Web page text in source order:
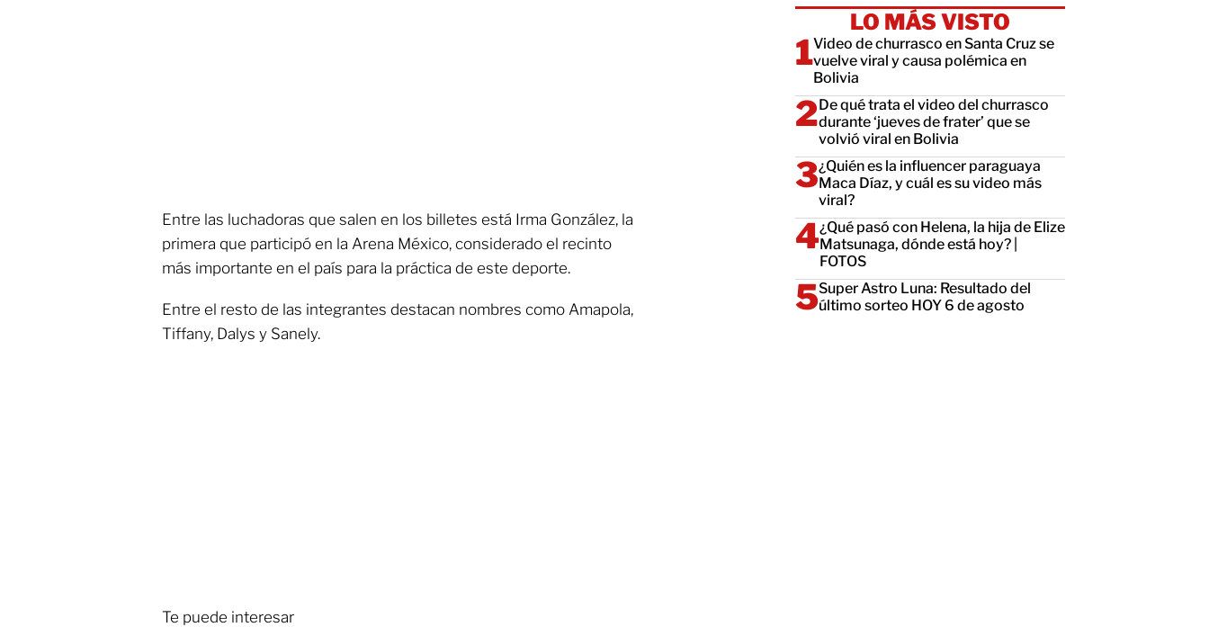
Entre las luchadoras que salen en los billetes está Irma González, la
primera que participó en la Arena México, considerado el recinto
más importante en el país para la práctica de este deporte.
Entre el resto de las integrantes destacan nombres como Amapola,
Tiffany, Dalys y Sanely.
Te puede interesar
LO MÁS VISTO
Video de churrasco en Santa Cruz se
vuelve viral y causa polémica en
Bolivia
De qué trata el video del churrasco
durante ‘jueves de frater’ que se
volvió viral en Bolivia
¿Quién es la influencer paraguaya
Maca Díaz, y cuál es su video más
viral?
¿Qué pasó con Helena, la hija de Elize
Matsunaga, dónde está hoy? |
FOTOS
Super Astro Luna: Resultado del
último sorteo HOY 6 de agosto